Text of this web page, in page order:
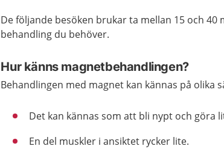
De följande besöken brukar ta mellan 15 och
behandling du behöver.
Hur känns magnetbehandlingen?
Behandlingen med magnet kan kännas på olika
Det kan kännas som att bli nypt och göra
En del muskler i ansiktet rycker lite.